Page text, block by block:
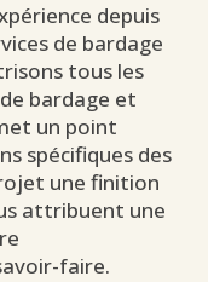
depuis
de bardage
tous les
bardage et
un point
spécifiques des
une finition
attribuent une
faire.